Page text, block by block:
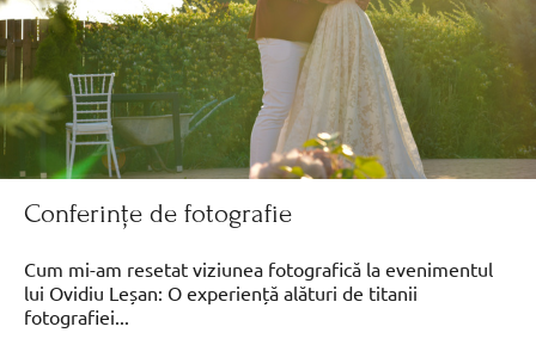
Conferințe de fotografie
Cum mi-am resetat viziunea fotografică la evenimentul
lui Ovidiu Leșan: O experiență alături de titanii
fotografiei...